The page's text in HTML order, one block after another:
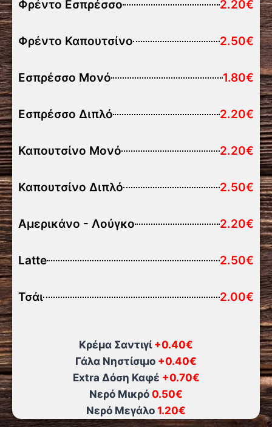
Φρέντο Εσπρέσσο 2.20€
Φρέντο Καπουτσίνο 2.50€
Εσπρέσσο Μονό 1.80€
Εσπρέσσο Διπλό 2.20€
Καπουτσίνο Μονό 2.20€
Καπουτσίνο Διπλό 2.50€
Αμερικάνο - Λούγκο 2.20€
Latte 2.50€
Τσάι 2.00€
Κρέμα Σαντιγί +0.40€
Γάλα Νηστίσιμο +0.40€
Extra Δόση Καφέ +0.70€
Νερό Μικρό 0.50€
Νερό Μεγάλο 1.20€